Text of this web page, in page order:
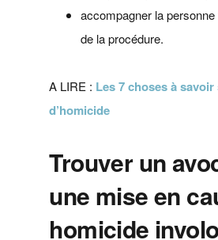
accompagner la
de la procédure.
A LIRE : Les 7 choses à
d’homicide
Trouver un
une mise en
homicide